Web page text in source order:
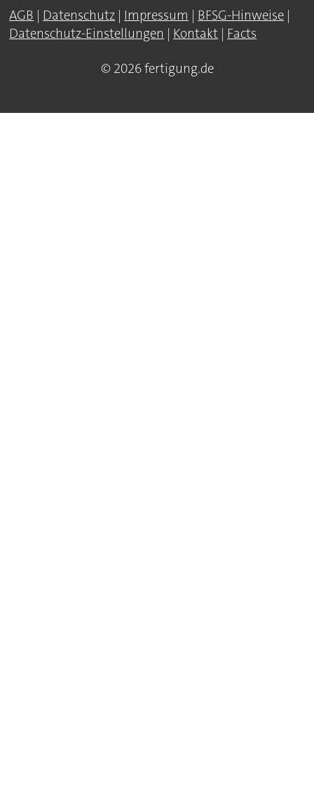
AGB | Datenschutz | Impressum | BFSG-Hinweise |
Datenschutz-Einstellungen | Kontakt | Facts
© 2026 fertigung.de